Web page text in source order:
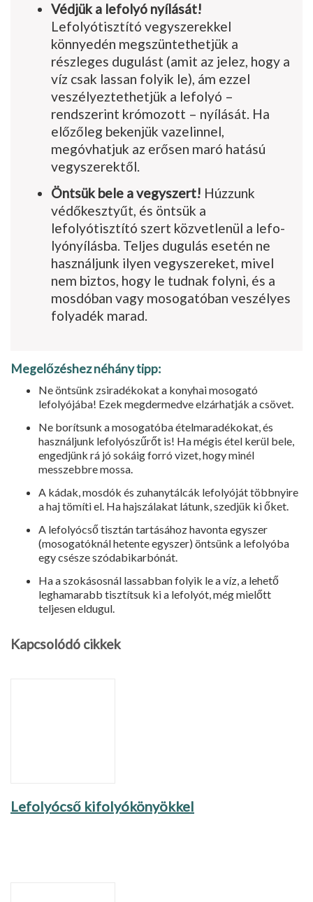
Védjük a lefolyó nyílását!
Lefolyótisztító vegysze­rekkel
könnyedén megszüntethetjük a
részleges dugulást (amit az jelez, hogy a
víz csak lassan folyik le), ám ezzel
veszélyeztethetjük a lefolyó –
rendszerint krómozott – nyílását. Ha
előzőleg bekenjük vazelinnel,
megóvhatjuk az erősen maró hatású
vegyszerektől.
Öntsük bele a vegyszert! Húzzunk
védőkesztyűt, és öntsük a
lefolyótisztító szert közvetlenül a lefo­
lyónyílásba. Teljes dugulás esetén ne
használjunk ilyen vegyszereket, mivel
nem biztos, hogy le tud­nak folyni, és a
mosdóban vagy mosogatóban veszélyes
folyadék marad.
Megelőzéshez néhány tipp:
Ne öntsünk zsiradékokat a konyhai mosogató
lefolyójába! Ezek megdermedve elzárhatják a csövet.
Ne borítsunk a mosogatóba ételmaradékokat, és
használjunk lefolyószűrőt is! Ha mégis étel ke­rül bele,
engedjünk rá jó sokáig forró vizet, hogy minél
messzebbre mossa.
A kádak, mosdók és zuhanytálcák lefolyóját többnyire
a haj tömíti el. Ha hajszálakat látunk, szedjük ki őket.
A lefolyócső tisztán tartásához havonta egyszer
(mosogatóknál hetente egyszer) öntsünk a lefo­lyóba
egy csésze szódabikarbónát.
Ha a szokásosnál lassabban folyik le a víz, a lehető
leghamarabb tisztítsuk ki a lefolyót, még mielőtt
teljesen eldugul.
Kapcsolódó cikkek
Lefolyócső kifolyókönyökkel